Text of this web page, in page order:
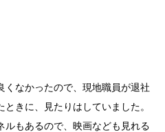
くなかったので、現地職員が退社
きに、見たりはしていました。
ルもあるので、映画なども見れる